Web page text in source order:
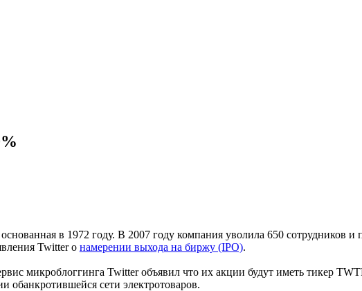
в 1972 году. В 2007 году компания уволила 650 сотрудников и
Twitter о намерении выхода на биржу (IPO).
микроблоггинга Twitter объявил что их акции будут иметь тикер
обанкротившейся сети электротоваров.